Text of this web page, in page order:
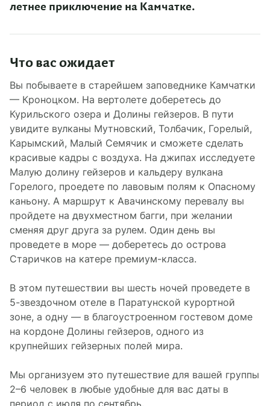
летнее приключение на Камчатке.
Что вас ожидает
Вы побываете в старейшем заповеднике Камчатки
— Кроноцком. На вертолете доберетесь до
Курильского озера и Долины гейзеров. В пути
увидите вулканы Мутновский, Толбачик, Горелый,
Карымский, Малый Семячик и сможете сделать
красивые кадры с воздуха. На джипах исследуете
Малую долину гейзеров и кальдеру вулкана
Горелого, проедете по лавовым полям к Опасному
каньону. А маршрут к Авачинскому перевалу вы
пройдете на двухместном багги, при желании
сменяя друг друга за рулем. Один день вы
проведете в море — доберетесь до острова
Старичков на катере премиум-класса.
В этом путешествии вы шесть ночей проведете в
5-звездочном отеле в Паратунской курортной
зоне, а одну — в благоустроенном гостевом доме
на кордоне Долины гейзеров, одного из
крупнейших гейзерных полей мира.
Мы организуем это путешествие для вашей группы
2–6 человек в любые удобные для вас даты в